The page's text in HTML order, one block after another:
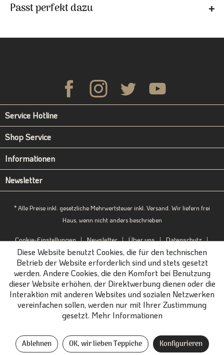
Passt perfekt dazu
Service Hotline
Shop Service
Informationen
Newsletter
* Alle Preise inkl. gesetzliche Mehrwertsteuer inkl. Versand. Wir liefern frei
Haus, wenn nicht anders beschrieben
Cookie-Einstellungen Newsletter Über uns
Datenschutz
Impressum
B2B-Portal
Diese Website benutzt Cookies, die für den technischen
Betrieb der Website erforderlich sind und stets gesetzt
werden. Andere Cookies, die den Komfort bei Benutzung
dieser Website erhöhen, der Direktwerbung dienen oder die
Interaktion mit anderen Websites und sozialen Netzwerken
vereinfachen sollen, werden nur mit Ihrer Zustimmung
gesetzt. Mehr Informationen
Ablehnen OK, wir lieben Teppiche Konfigurieren